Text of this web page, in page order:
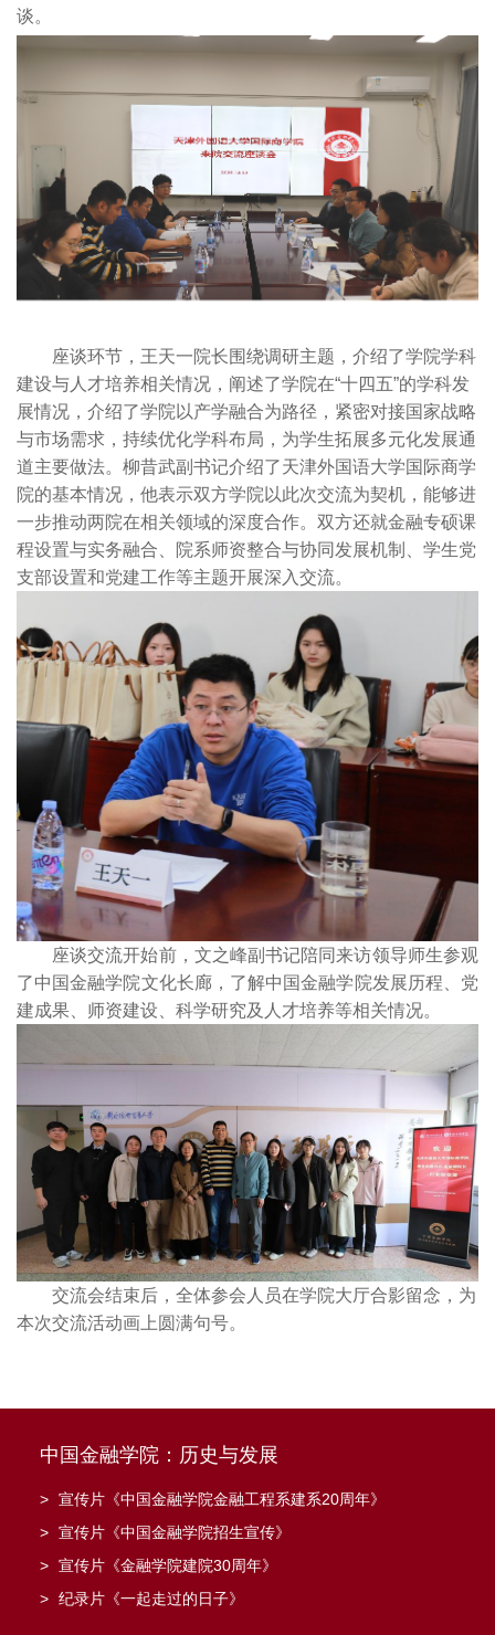
谈。
座谈环节，王天一院长围绕调研主题，介绍了学院学科
建设与人才培养相关情况，阐述了学院在“十四五”的学科发
展情况，介绍了学院以产学融合为路径，紧密对接国家战略
与市场需求，持续优化学科布局，为学生拓展多元化发展通
道主要做法。柳昔武副书记介绍了天津外国语大学国际商学
院的基本情况，他表示双方学院以此次交流为契机，能够进
一步推动两院在相关领域的深度合作。双方还就金融专硕课
程设置与实务融合、院系师资整合与协同发展机制、学生党
支部设置和党建工作等主题开展深入交流。
座谈交流开始前，文之峰副书记陪同来访领导师生参观
了中国金融学院文化长廊，了解中国金融学院发展历程、党
建成果、师资建设、科学研究及人才培养等相关情况。
交流会结束后，全体参会人员在学院大厅合影留念，为
本次交流活动画上圆满句号。
中国金融学院：历史与发展
> 宣传片《中国金融学院金融工程系建系20周年》
> 宣传片《中国金融学院招生宣传》
> 宣传片《金融学院建院30周年》
> 纪录片《一起走过的日子》